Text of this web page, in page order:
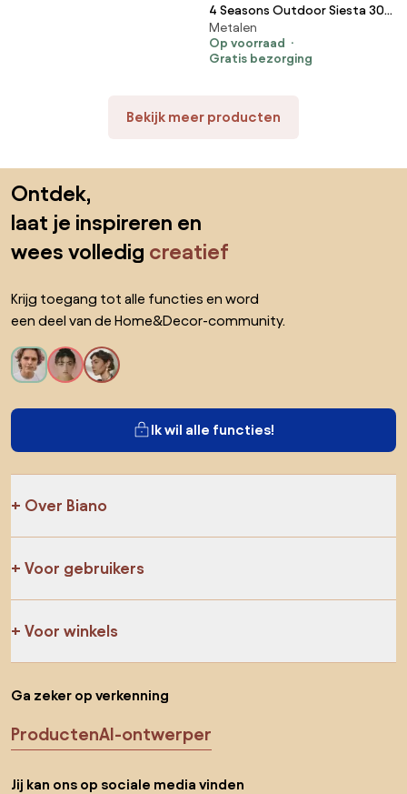
4 Seasons Outdoor Siesta 300
x 300 cm parasol taupe/wit
frame SALE Parasol taupe
weerbestendig
Metalen
Op voorraad
Gratis bezorging
Bekijk meer producten
Ontdek,
laat je inspireren en
wees volledig creatief
Krijg toegang tot alle functies en word
een deel van de Home&Decor-community.
Ik wil alle functies!
Over Biano
Voor gebruikers
Voor winkels
Ga zeker op verkenning
ProductenAI-ontwerper
Jij kan ons op sociale media vinden